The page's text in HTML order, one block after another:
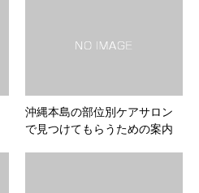
沖縄本島の部位別ケアサロン
で見つけてもらうための案内